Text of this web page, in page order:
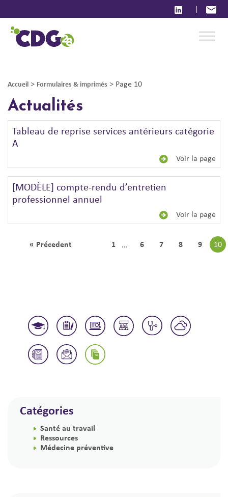
|
Accueil > Formulaires & imprimés > Page 10
Actualités
Tableau de reprise services antérieurs catégorie
A
Voir la page
[MODÈLE] compte-rendu d’entretien
professionnel annuel
Voir la page
« Précedent 1 ... 6 7 8 9 10
Catégories
Santé au travail
Ressources
Médecine préventive